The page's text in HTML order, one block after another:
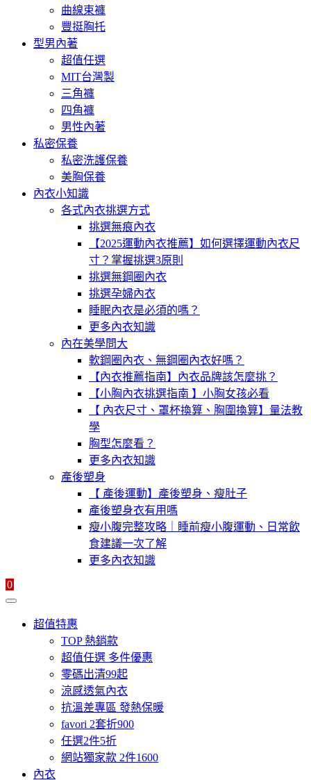
曲線束褲
豐挺胸托
型男內著
超值任選
MIT台灣製
三角褲
四角褲
男性內著
私密保養
私密洗護保養
美胸保養
內衣小知識
各式內衣挑選方式
挑選無痕內衣
【2025運動內衣推薦】如何選擇運動內衣尺
寸？掌握挑選3原則
挑選無鋼圈內衣
挑選孕婦內衣
睡眠內衣是必須的嗎？
更多內衣知識
內在美學問大
軟鋼圈內衣、無鋼圈內衣好嗎？
【內衣推薦指南】內衣品牌該怎麼挑？
【小胸內衣挑選指南 】小胸女孩必看
【 內衣尺寸、罩杯換算、胸圍換算】量法教
學
胸型怎麼看？
更多內衣知識
產後塑身
【 產後運動】產後塑身、瘦肚子
產後塑身衣有用嗎
瘦小腹完整攻略｜睡前瘦小腹運動、日常飲
食建議一次了解
更多內衣知識
0
超值特惠
TOP 熱銷款
超值任選 多件優惠
零碼出清99起
涼感透氣內衣
抗溫差專區 發熱保暖
favori 2套折900
任選2件5折
網站獨家款 2件1600
內衣